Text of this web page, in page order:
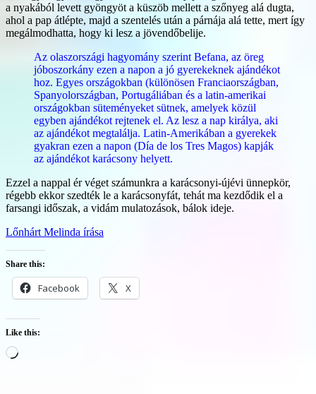
a nyakából levett gyöngyöt a küszöb mellett a szőnyeg alá dugta,
ahol a pap átlépte, majd a szentelés után a párnája alá tette, mert így
megálmodhatta, hogy ki lesz a jövendőbelije.
Az olaszországi hagyomány szerint Befana, az öreg
jóboszorkány ezen a napon a jó gyerekeknek ajándékot
hoz. Egyes országokban (különösen Franciaországban,
Spanyolországban, Portugáliában és a latin-amerikai
országokban süteményeket sütnek, amelyek közül
egyben ajándékot rejtenek el. Az lesz a nap királya, aki
az ajándékot megtalálja. Latin-Amerikában a gyerekek
gyakran ezen a napon (Día de los Tres Magos) kapják
az ajándékot karácsony helyett.
Ezzel a nappal ér véget számunkra a karácsonyi-újévi ünnepkör,
régebb ekkor szedték le a karácsonyfát, tehát ma kezdődik el a
farsangi időszak, a vidám mulatozások, bálok ideje.
Lőnhárt Melinda írása
Share this:
Facebook X
Like this:
Loading…